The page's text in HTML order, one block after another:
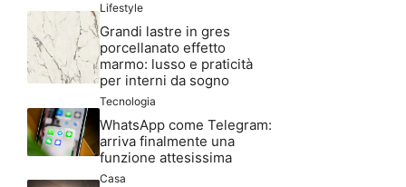
Lifestyle
Grandi lastre in gres
porcellanato effetto
marmo: lusso e praticità
per interni da sogno
Tecnologia
WhatsApp come Telegram:
arriva finalmente una
funzione attesissima
Casa